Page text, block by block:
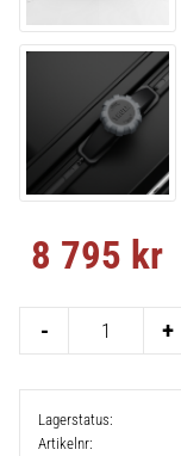
Nedsatt pris:
8 795 kr
+
-
Lagerstatus
Artikelnr